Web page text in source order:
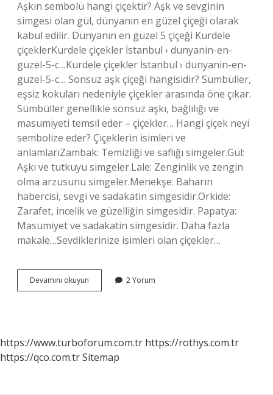
Aşkın sembolü hangi çiçektir? Aşk ve sevginin
simgesi olan gül, dünyanın en güzel çiçeği olarak
kabul edilir. Dünyanın en güzel 5 çiçeği Kurdele
çiçeklerKurdele çiçekler İstanbul › dunyanin-en-
guzel-5-c…Kurdele çiçekler İstanbul › dunyanin-en-
guzel-5-c… Sonsuz aşk çiçeği hangisidir? Sümbüller,
eşsiz kokuları nedeniyle çiçekler arasında öne çıkar.
Sümbüller genellikle sonsuz aşkı, bağlılığı ve
masumiyeti temsil eder – çiçekler… Hangi çiçek neyi
sembolize eder? Çiçeklerin isimleri ve
anlamlarıZambak: Temizliği ve saflığı simgeler.Gül:
Aşkı ve tutkuyu simgeler.Lale: Zenginlik ve zengin
olma arzusunu simgeler.Menekşe: Baharın
habercisi, sevgi ve sadakatin simgesidir.Orkide:
Zarafet, incelik ve güzelliğin simgesidir. Papatya:
Masumiyet ve sadakatin simgesidir. Daha fazla
makale…Sevdiklerinize isimleri olan çiçekler…
Devamını okuyun
Çiçeği
2 Yorum
https://www.turboforum.com.tr https://rothys.com.tr
https://qco.com.trSitemap